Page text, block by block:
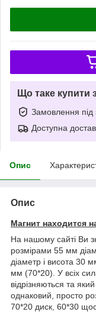
Що таке купити
Замовлення під
Доступна
Опис
Опис
Магнит находится
На нашому сайті Ви
розмірами 55 мм
діаметр і висота 30
мм (70*20). У всіх
відрізняються та
однаковий, просто
70*20 диск, 60*30